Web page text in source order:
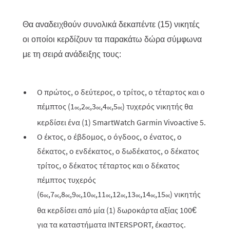
Θα αναδειχθούν συνολικά δεκαπέντε (15) νικητές
οι οποίοι κερδίζουν τα παρακάτω δώρα σύμφωνα
με τη σειρά ανάδειξης τους:
Ο πρώτος, ο δεύτερος, ο τρίτος, ο τέταρτος και ο
πέμπτος (1 ος,2ος,3ος,4ος,5ος) τυχερός νικητής θα
κερδίσει ένα (1) SmartWatch Garmin Vivoactive 5.
Ο έκτος, ο έβδομος, ο όγδοος, ο ένατος, ο
δέκατος, ο ενδέκατος, ο δωδέκατος, ο δέκατος
τρίτος, ο δέκατος τέταρτος και ο δέκατος
πέμπτος τυχερός
(6ος,7ος,8ος,9ος,10ος,11 ος,12ος,13ος,14ος,15ος) νικητής
θα κερδίσει από μία (1) δωροκάρτα αξίας 100€
για τα καταστήματα INTERSPORT, έκαστος.